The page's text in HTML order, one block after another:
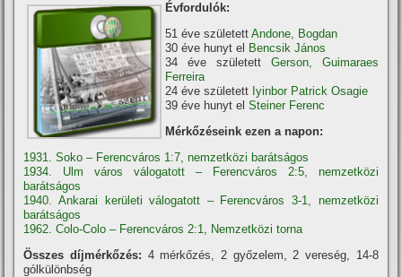
Évfordulók:
51 éve születettAndone, Bogdan
30 éve hunyt el Bencsik János
34 éve született Gerson, Guimaraes
Ferreira
24 éve született Iyinbor Patrick Osagie
39 éve hunyt elSteiner Ferenc
Mérkőzéseink ezen a napon:
1931. Soko – Ferencváros 1:7, nemzetközi barátságos
1934. Ulm város válogatott – Ferencváros 2:5, nemzetközi
barátságos
1940. Ankarai kerületi válogatott – Ferencváros 3-1, nemzetközi
barátságos
1962. Colo-Colo – Ferencváros 2:1, Nemzetközi torna
Összes díjmérkőzés: 4 mérkőzés, 2 győzelem, 2 vereség, 14-8
gólkülönbség